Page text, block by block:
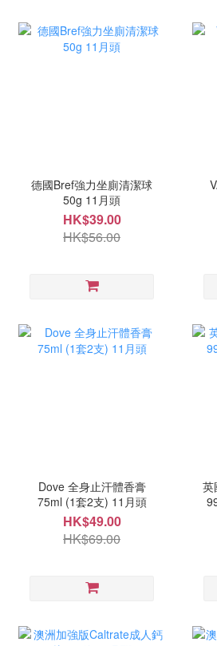
德國Bref強力坐廁清潔球
50g 11月頭
HK$39.00
HK$56.00
Dove 全身止汗體香膏
75ml (1套2支) 11月頭
HK$49.00
HK$69.00
英